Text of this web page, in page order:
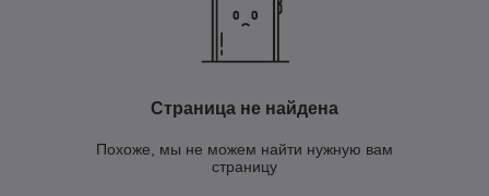
Страница не найдена
Похоже, мы не можем найти нужную вам
страницу